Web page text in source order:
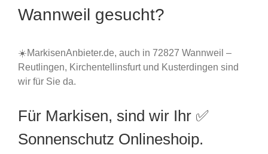
Wannweil gesucht?
☀️MarkisenAnbieter.de, auch in 72827 Wannweil –
Reutlingen, Kirchentellinsfurt und Kusterdingen sind
wir für Sie da.
Für Markisen, sind wir Ihr ✅
Sonnenschutz Onlineshoip.